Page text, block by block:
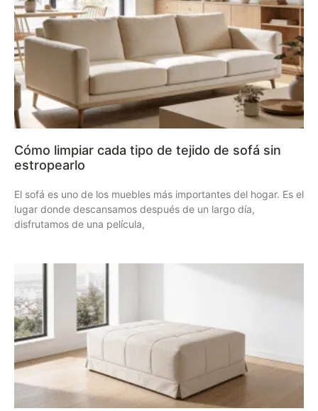
Cómo limpiar cada tipo de tejido de sofá sin
estropearlo
El sofá es uno de los muebles más importantes del hogar. Es el
lugar donde descansamos después de un largo día,
disfrutamos de una película,